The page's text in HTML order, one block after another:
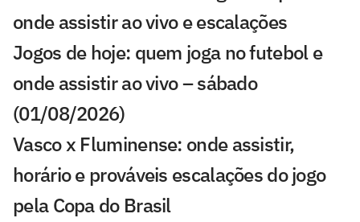
onde assistir ao vivo e escalações
Jogos de hoje: quem joga no futebol e
onde assistir ao vivo – sábado
(01/08/2026)
Vasco x Fluminense: onde assistir,
horário e prováveis escalações do jogo
pela Copa do Brasil